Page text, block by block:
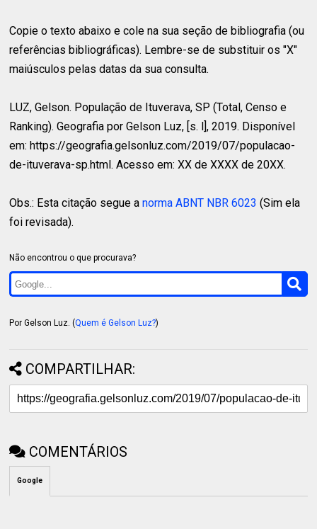
Copie o texto abaixo e cole na sua seção de bibliografia (ou
referências bibliográficas). Lembre-se de substituir os "X"
maiúsculos pelas datas da sua consulta.
LUZ, Gelson. População de Ituverava, SP (Total, Censo e
Ranking). Geografia por Gelson Luz, [s. l], 2019. Disponível
em: https://geografia.gelsonluz.com/2019/07/populacao-
de-ituverava-sp.html. Acesso em: XX de XXXX de 20XX.
Obs.: Esta citação segue anorma ABNT NBR 6023 (Sim ela
foi revisada).
Não encontrou o que procurava?
Por Gelson Luz. (Quem é Gelson Luz?)
COMPARTILHAR:
COMENTÁRIOS
Google